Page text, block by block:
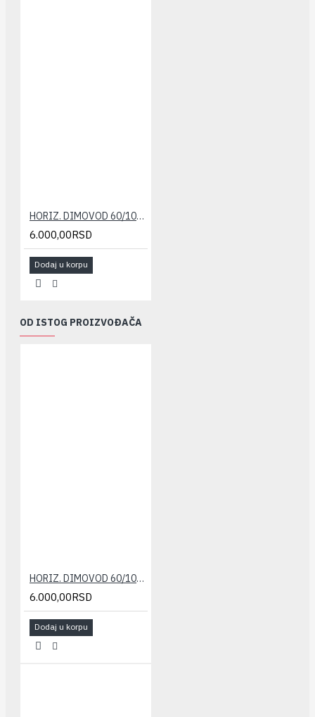
HORIZ. DIMOVOD 60/100(konvenc.) set STABILE
6.000,00RSD
Dodaj u korpu
OD ISTOG PROIZVOĐAČA
HORIZ. DIMOVOD 60/100(konvenc.) set STABILE
6.000,00RSD
Dodaj u korpu